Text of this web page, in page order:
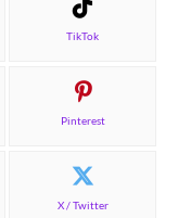
TikTok
Pinterest
X / Twitter